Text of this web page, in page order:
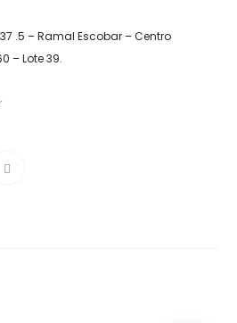
.5 – Ramal Escobar – Centro
– Lote 39.